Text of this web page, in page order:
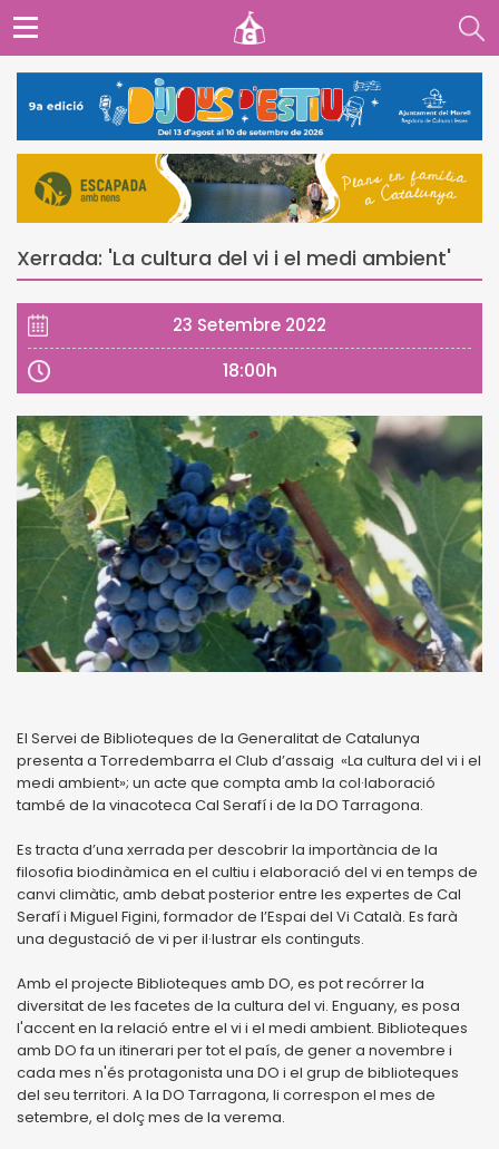
Xerrada: 'La cultura del vi i el medi ambient'
23 Setembre 2022
18:00h
El Servei de Biblioteques de la Generalitat de Catalunya
presenta a Torredembarra el Club d’assaig «La cultura del vi i el
medi ambient»; un acte que compta amb la col·laboració
també de la vinacoteca Cal Serafí i de la DO Tarragona.
Es tracta d’una xerrada per descobrir la importància de la
filosofia biodinàmica en el cultiu i elaboració del vi en temps de
canvi climàtic, amb debat posterior entre les expertes de Cal
Serafí i Miguel Figini, formador de l’Espai del Vi Català. Es farà
una degustació de vi per il·lustrar els continguts.
Amb el projecte Biblioteques amb DO, es pot recórrer la
diversitat de les facetes de la cultura del vi. Enguany, es posa
l'accent en la relació entre el vi i el medi ambient. Biblioteques
amb DO fa un itinerari per tot el país, de gener a novembre i
cada mes n'és protagonista una DO i el grup de biblioteques
del seu territori. A la DO Tarragona, li correspon el mes de
setembre, el dolç mes de la verema.